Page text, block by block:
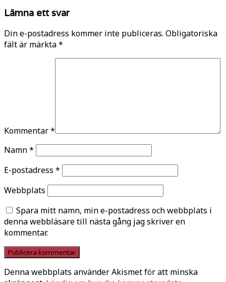
Lämna ett svar
Din e-postadress kommer inte publiceras. Obligatoriska
fält är märkta*
Kommentar*
Namn*
E-postadress *
Webbplats
Spara mitt namn, min e-postadress och webbplats i
denna webbläsare till nästa gång jag skriver en
kommentar.
Denna webbplats använder Akismet för att minska